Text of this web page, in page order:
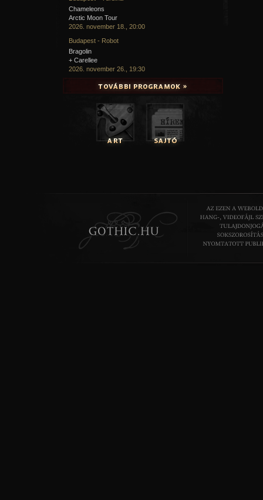
Chameleons
Arctic Moon Tour
2026. november 18., 20:00
Budapest - Robot
Bragolin
+ Carellee
2026. november 26., 19:30